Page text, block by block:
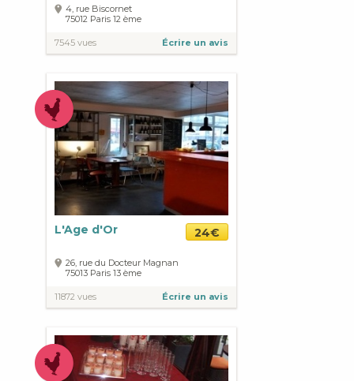
4, rue Biscornet
75012 Paris 12 ème
7545 vues Écrire un avis
L'Age d'Or 24€
26, rue du Docteur Magnan
75013 Paris 13 ème
11872 vues Écrire un avis